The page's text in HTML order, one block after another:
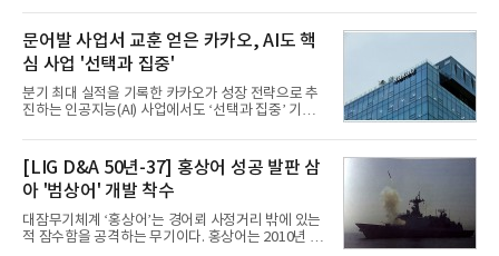
는 조종사가 휴대하는 명령통신장치(PDU, P
체별로 엇갈린 가운데 하반기 신작 흥행과 해외 시장
성과가 실적을 좌우할 핵심 변수로 떠오르고 있다.8일
업계에 따르면 올해 상반기 게임업계는 기업별 성적
표가 크게 갈렸다. 대표적으로 크래프톤은 'PUBG: 배
틀그라운드'의 안정적인 성장에 힘입어 상반기 연결
기준 매출 2조6616억원, 영업이익 9725억원으로 역
대 최대 실적을 기록했다. 엔씨도 올해 출시한 '아이온
동기 대
문어발 사업서 교훈 얻은 카카오, AI도 핵
심 사업 '선택과 집중'
분기 최대 실적을 기록한 카카오가 성장 전략으로 추
진하는 인공지능(AI) 사업에서도 ‘선택과 집중’ 기조
라 투자에 나서는 것과 달리, 카카오는 ‘카카오톡’이
라는 플랫폼 경쟁력을 활용한 AI 에이전트 서비스에
집중하는 전략이다. 과거 무리한 사업 확장 과정에서
겪었던 시행착오를 되풀이하지 않고 핵심 역량에 집
중하겠다는 취지로 풀이된다.7일 업계에 따르면 카카
오는 올해 2분기 연결 기준 매출 2조985억원, 영업이
익 2770억원을 기록했다. 전년 동기 대비 매출과 영업
[LIG D&A 50년-37] 홍상어 성공 발판 삼
아 '범상어' 개발 착수
대잠무기체계 ‘홍상어’는 경어뢰 사정거리 밖에 있는
적 잠수함을 공격하는 무기이다. 홍상어는 2010년 넥